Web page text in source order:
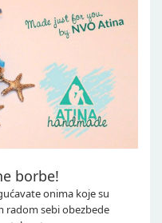
borbe!
onima koje su
radom sebi obezbede